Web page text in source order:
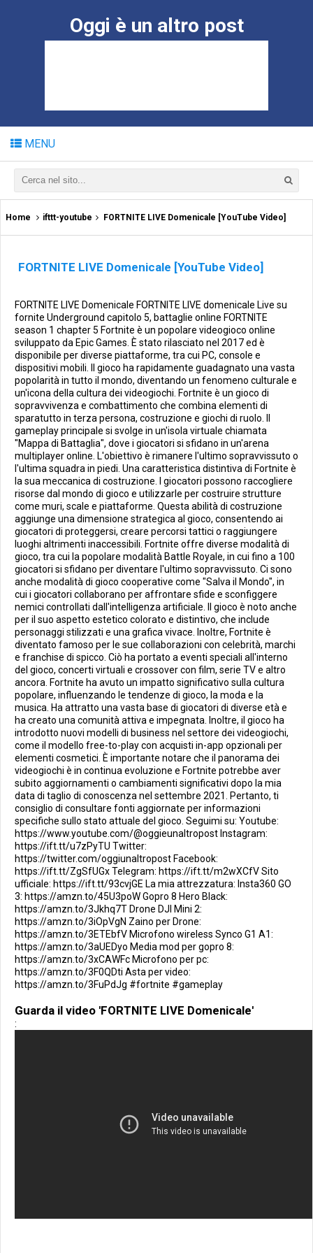
Oggi è un altro post
MENU
Home ifttt-youtube FORTNITE LIVE Domenicale [YouTube Video]
FORTNITE LIVE Domenicale [YouTube Video]
FORTNITE LIVE Domenicale FORTNITE LIVE domenicale Live su
fornite Underground capitolo 5, battaglie online FORTNITE
season 1 chapter 5 Fortnite è un popolare videogioco online
sviluppato da Epic Games. È stato rilasciato nel 2017 ed è
disponibile per diverse piattaforme, tra cui PC, console e
dispositivi mobili. Il gioco ha rapidamente guadagnato una vasta
popolarità in tutto il mondo, diventando un fenomeno culturale e
un'icona della cultura dei videogiochi. Fortnite è un gioco di
sopravvivenza e combattimento che combina elementi di
sparatutto in terza persona, costruzione e giochi di ruolo. Il
gameplay principale si svolge in un'isola virtuale chiamata
"Mappa di Battaglia", dove i giocatori si sfidano in un'arena
multiplayer online. L'obiettivo è rimanere l'ultimo sopravvissuto o
l'ultima squadra in piedi. Una caratteristica distintiva di Fortnite è
la sua meccanica di costruzione. I giocatori possono raccogliere
risorse dal mondo di gioco e utilizzarle per costruire strutture
come muri, scale e piattaforme. Questa abilità di costruzione
aggiunge una dimensione strategica al gioco, consentendo ai
giocatori di proteggersi, creare percorsi tattici o raggiungere
luoghi altrimenti inaccessibili. Fortnite offre diverse modalità di
gioco, tra cui la popolare modalità Battle Royale, in cui fino a 100
giocatori si sfidano per diventare l'ultimo sopravvissuto. Ci sono
anche modalità di gioco cooperative come "Salva il Mondo", in
cui i giocatori collaborano per affrontare sfide e sconfiggere
nemici controllati dall'intelligenza artificiale. Il gioco è noto anche
per il suo aspetto estetico colorato e distintivo, che include
personaggi stilizzati e una grafica vivace. Inoltre, Fortnite è
diventato famoso per le sue collaborazioni con celebrità, marchi
e franchise di spicco. Ciò ha portato a eventi speciali all'interno
del gioco, concerti virtuali e crossover con film, serie TV e altro
ancora. Fortnite ha avuto un impatto significativo sulla cultura
popolare, influenzando le tendenze di gioco, la moda e la
musica. Ha attratto una vasta base di giocatori di diverse età e
ha creato una comunità attiva e impegnata. Inoltre, il gioco ha
introdotto nuovi modelli di business nel settore dei videogiochi,
come il modello free-to-play con acquisti in-app opzionali per
elementi cosmetici. È importante notare che il panorama dei
videogiochi è in continua evoluzione e Fortnite potrebbe aver
subito aggiornamenti o cambiamenti significativi dopo la mia
data di taglio di conoscenza nel settembre 2021. Pertanto, ti
consiglio di consultare fonti aggiornate per informazioni
specifiche sullo stato attuale del gioco. Seguimi su: Youtube:
https://www.youtube.com/@oggieunaltropost Instagram:
https://ift.tt/u7zPyTU Twitter:
https://twitter.com/oggiunaltropost Facebook:
https://ift.tt/ZgSfUGx Telegram: https://ift.tt/m2wXCfV Sito
ufficiale: https://ift.tt/93cvjGE La mia attrezzatura: Insta360 GO
3: https://amzn.to/45U3poW Gopro 8 Hero Black:
https://amzn.to/3Jkhq7T Drone DJI Mini 2:
https://amzn.to/3iOpVgN Zaino per Drone:
https://amzn.to/3ETEbfV Microfono wireless Synco G1 A1:
https://amzn.to/3aUEDyo Media mod per gopro 8:
https://amzn.to/3xCAWFc Microfono per pc:
https://amzn.to/3F0QDti Asta per video:
https://amzn.to/3FuPdJg #fortnite #gameplay
Guarda il video 'FORTNITE LIVE Domenicale'
: